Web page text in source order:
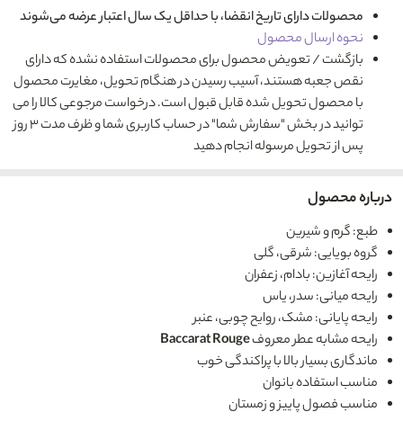
محصولات دارای تاریخ انقضا، با حداقل یک سال اعتبار عرضه می‌شوند
نحوه ارسال محصول
بازگشت / تعویض محصول برای محصولات استفاده نشده که دارای
نقص جعبه هستند، آسیب رسیدن در هنگام تحویل، مغایرت محصول
با محصول تحویل شده قابل قبول است. درخواست مرجوعی کالا را می
توانید در بخش "سفارش شما" در حساب کاربری شما و ظرف مدت ۳ روز
پس از تحویل مرسوله انجام دهید
درباره محصول
طبع: گرم و شیرین
گروه بویایی: شرقی، گلی
رایحه آغازین: بادام، زعفران
رایحه میانی: سدر، یاس
رایحه پایانی: مشک، روایح چوبی، عنبر
رایحه مشابه عطر معروفBaccarat Rouge
ماندگاری بسیار بالا با پراکندگی خوب
مناسب استفاده بانوان
مناسب فصول پاییز و زمستان